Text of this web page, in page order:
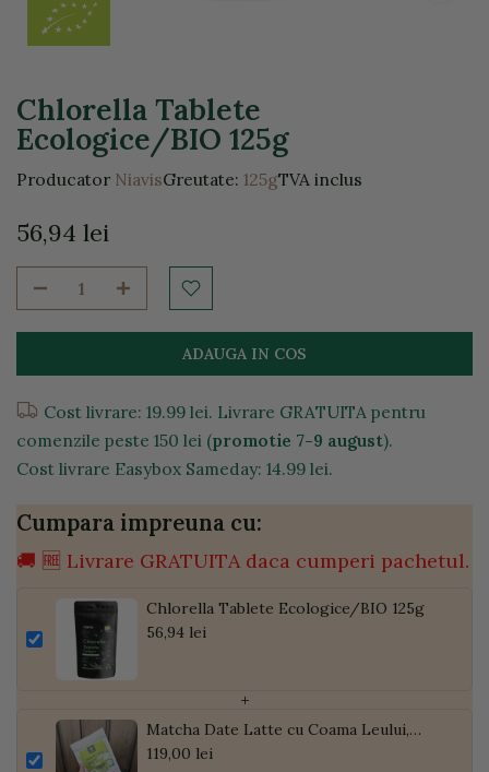
Chlorella Tablete
Ecologice/BIO 125g
Producator NiavisGreutate: 125gTVA inclus
56,94 lei
ADAUGA IN COS
Cost livrare: 19.99 lei. Livrare GRATUITA pentru
comenzile peste 150 lei (promotie 7-9 august).
Cost livrare Easybox Sameday: 14.99 lei.
Cumpara impreuna cu:
🚚 🆓 Livrare GRATUITA daca cumperi pachetul.
Chlorella Tablete Ecologice/BIO 125g
56,94 lei
+
Matcha Date Latte cu Coama Leului,
Pudră de Curmale și Ghimbir, ECO, 300g
119,00 lei